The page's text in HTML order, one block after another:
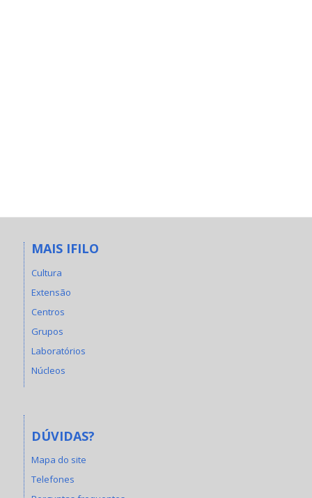
MAIS IFILO
Cultura
Extensão
Centros
Grupos
Laboratórios
Núcleos
DÚVIDAS?
Mapa do site
Telefones